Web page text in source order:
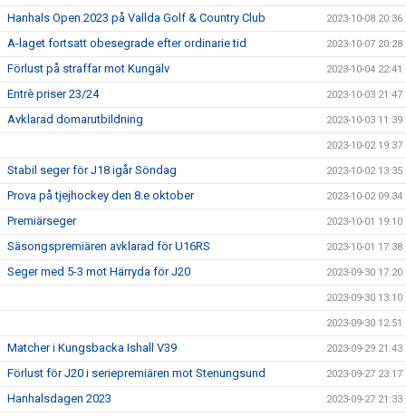
Hanhals Open 2023 på Vallda Golf & Country Club 2023-10-08 20:36
A-laget fortsatt obesegrade efter ordinarie tid 2023-10-07 20:28
Förlust på straffar mot Kungälv 2023-10-04 22:41
Entrè priser 23/24 2023-10-03 21:47
Avklarad domarutbildning 2023-10-03 11:39
2023-10-02 19:37
Stabil seger för J18 igår Söndag 2023-10-02 13:35
Prova på tjejhockey den 8.e oktober 2023-10-02 09:34
Premiärseger 2023-10-01 19:10
Säsongspremiären avklarad för U16RS 2023-10-01 17:38
Seger med 5-3 mot Härryda för J20 2023-09-30 17:20
2023-09-30 13:10
2023-09-30 12:51
Matcher i Kungsbacka Ishall V39 2023-09-29 21:43
Förlust för J20 i seriepremiären mot Stenungsund 2023-09-27 23:17
Hanhalsdagen 2023 2023-09-27 21:33